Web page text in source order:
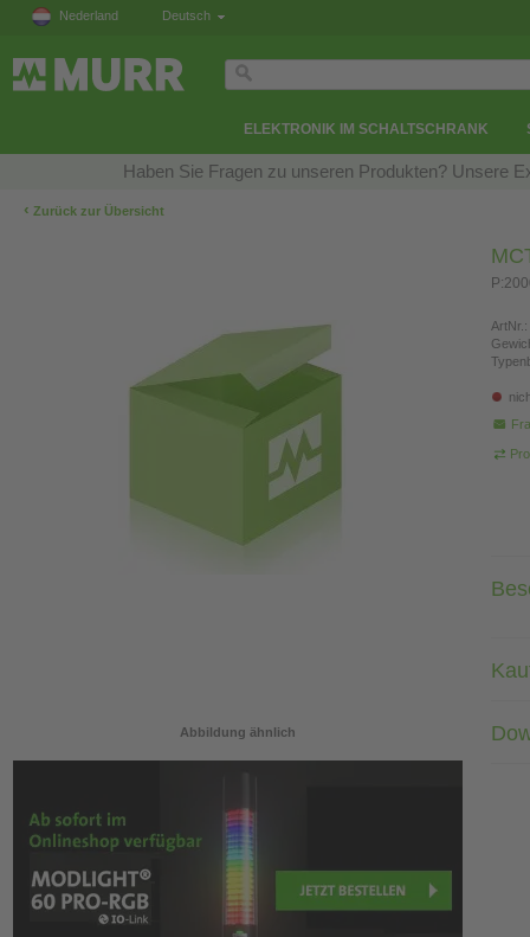
Nederland Deutsch
ELEKTRONIK IM SCHALTSCHRANK
Haben Sie Fragen zu unseren Produkten? Unsere
‹ Zurück zur Übersicht
Abbildung ähnlich
ArtNr.: